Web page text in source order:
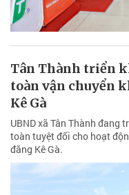
Tân Thành triển
toàn vận chuyển
Kê Gà
UBND xã Tân Thành đang
toàn tuyệt đối cho hoạt
đăng Kê Gà.